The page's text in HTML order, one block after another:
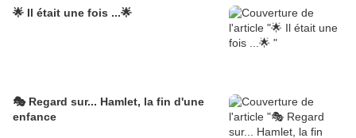
🌟 Il était une fois ...🌟
🎭 Regard sur... Hamlet, la fin d'une
enfance